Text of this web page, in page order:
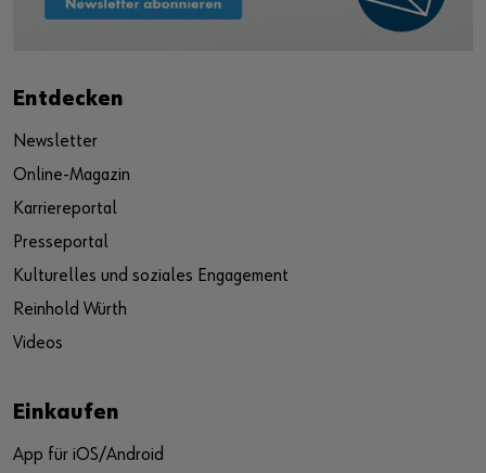
Entdecken
Newsletter
Online-Magazin
Karriereportal
Presseportal
Kulturelles und soziales Engagement
Reinhold Würth
Videos
Einkaufen
App für iOS/Android